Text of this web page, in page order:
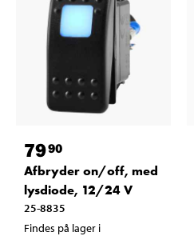
7990
Afbryder on/off, med
lysdiode, 12/24 V
25-8835
Findes på lager i